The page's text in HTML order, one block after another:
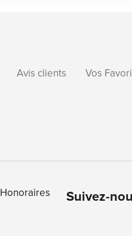
Avis clients Vos
Honoraires Suivez-
Plateforme